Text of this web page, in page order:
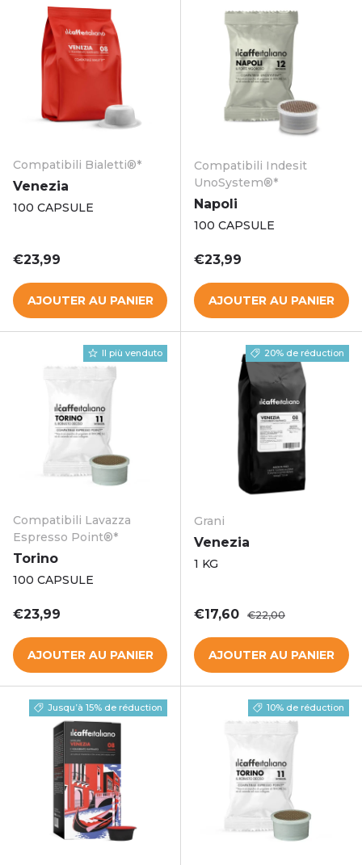
Compatibili Bialetti®*
Venezia
100 CAPSULE
Prix habituel
€23,99
AJOUTER AU PANIER
Compatibili Indesit
UnoSystem®*
Napoli
100 CAPSULE
Prix habituel
€23,99
AJOUTER AU PANIER
Il più venduto
Compatibili Lavazza
Espresso Point®*
Torino
100 CAPSULE
Prix habituel
€23,99
AJOUTER AU PANIER
20% de réduction
Grani
Venezia
1 KG
Prix soldé
€17,60 Prix habituel
€22,00
AJOUTER AU PANIER
Jusqu’à 15% de réduction 10% de réduction